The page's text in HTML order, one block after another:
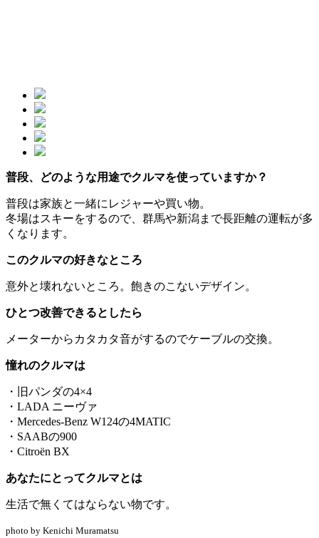
普段、どのような用途でクルマを使っていますか？
普段は家族と一緒にレジャーや買い物。
冬場はスキーをするので、群馬や新潟まで長距離の運転が多
くなります。
このクルマの好きなところ
意外と壊れないところ。飽きのこないデザイン。
ひとつ改善できるとしたら
メーターからカタカタ音がするのでケーブルの交換。
憧れのクルマは
・旧パンダの4×4
・LADA ニーヴァ
・Mercedes-Benz W124の4MATIC
・SAABの900
・Citroën BX
あなたにとってクルマとは
生活で無くてはならない物です。
photo by Kenichi Muramatsu